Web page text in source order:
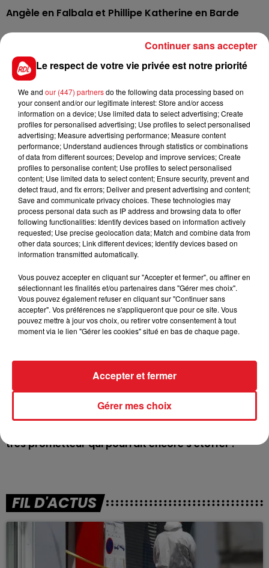
Angèle en Falbala et Phillipe Katherine en Barde
Plusieurs artistes musicaux Français seront aussi à
l'affiche du film "Asterix et Obélix : L'Empire du Milieu".
Phillipe Katherine, césarisé pour son rôle dans "Le
grand bain", offrira une nouvelle version du barde
gaulois Assurancetourix, déjà interprété par Pierre
Palmade et Franck Duboscq. La jeune chanteuse
Belge Angèle sera Falbala, l’amoureuse d’Obélix.
Pour les plus nostalgiques, un extrait du premier
film Astérix par Claude Ziddi sorti en 1999
très prometteur qui pourrait encore s’étoffer !
FIL D'ACTUS
Le respect de votre vie privée est notre priorité
We and our (447) partnersdo the following data processing based on
your consent and/or our legitimate interest: Store and/or access
information on a device; Use limited data to select advertising; Create
profiles for personalised advertising; Use profiles to select personalised
advertising; Measure advertising performance; Measure content
performance; Understand audiences through statistics or combinations
of data from different sources; Develop and improve services; Create
profiles to personalise content; Use profiles to select personalised
content; Use limited data to select content; Ensure security, prevent and
detect fraud, and fix errors; Deliver and present advertising and content;
Save and communicate privacy choices. These technologies may
process personal data such as IP address and browsing data to offer
following functionalities: Identify devices based on information actively
requested; Use precise geolocation data; Match and combine data from
other data sources; Link different devices; Identify devices based on
information transmitted automatically.
Vous pouvez accepter en cliquant sur "Accepter et fermer", ou affiner en
sélectionnant les finalités et/ou partenaires dans "Gérer mes choix".
Vous pouvez également refuser en cliquant sur "Continuer sans
accepter". Vos préférences ne s'appliqueront que pour ce site. Vous
pouvez mettre à jour vos choix, ou retirer votre consentement à tout
moment via le lien "Gérer les cookies" situé en bas de chaque page.
Gérer mes choix
Accepter et fermer
Continuer sans accepter